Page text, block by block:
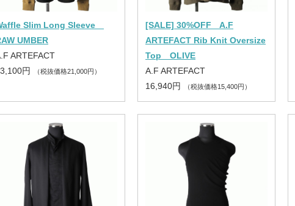
Slim Long Sleeve
UMBER
ARTEFACT
円
（税抜価格21,000円）
[SALE] 30%OFF A.F
ARTEFACT Rib Knit Oversize
Top OLIVE
A.F ARTEFACT
16,940円
（税抜価格15,400円）